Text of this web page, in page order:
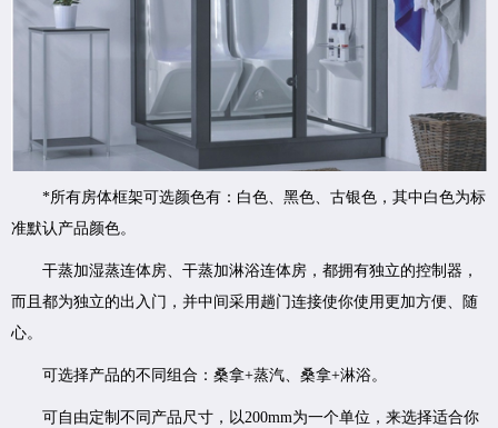
*所有房体框架可选颜色有：白色、黑色、古银色，其中白色为标
准默认产品颜色。
干蒸加湿蒸连体房、干蒸加淋浴连体房，都拥有独立的控制器，
而且都为独立的出入门，并中间采用趟门连接使你使用更加方便、随
心。
可选择产品的不同组合：桑拿+蒸汽、桑拿+淋浴。
可自由定制不同产品尺寸，以200mm为一个单位，来选择适合你